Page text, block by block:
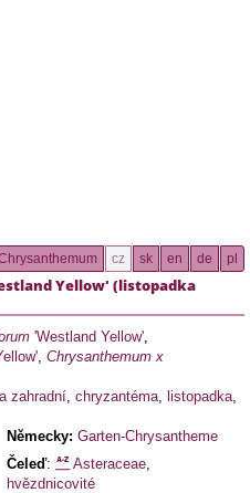
cz sk en de pl
Yellow' (listopadka
'Westland Yellow',
, Chrysanthemum x
zahradní, chryzantéma, listopadka,
Německy: Garten-Chrysantheme
Čeleď: Asteraceae,
hvězdnicovité